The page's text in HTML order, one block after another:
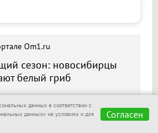
Om1.ru
сезон: новосибирцы
белый гриб
данных в соответствии с
данных» на условиях и для
Согласен